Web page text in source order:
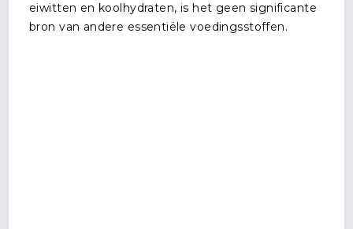
eiwitten en koolhydraten, is het geen significante
bron van andere essentiële voedingsstoffen.